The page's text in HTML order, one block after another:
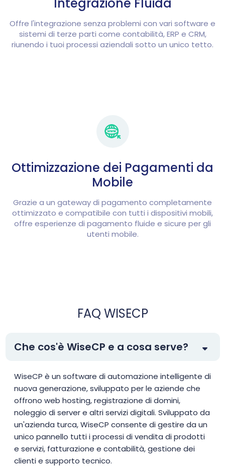
Integrazione Fluida
Offre l'integrazione senza problemi con vari software e
sistemi di terze parti come contabilità, ERP e CRM,
riunendo i tuoi processi aziendali sotto un unico tetto.
Ottimizzazione dei Pagamenti da
Mobile
Grazie a un gateway di pagamento completamente
ottimizzato e compatibile con tutti i dispositivi mobili,
offre esperienze di pagamento fluide e sicure per gli
utenti mobile.
FAQ WISECP
Che cos'è WiseCP e a cosa serve?
WiseCP è un software di automazione intelligente di
nuova generazione, sviluppato per le aziende che
offrono web hosting, registrazione di domini,
noleggio di server e altri servizi digitali. Sviluppato da
un'azienda turca, WiseCP consente di gestire da un
unico pannello tutti i processi di vendita di prodotti
e servizi, fatturazione e contabilità, gestione dei
clienti e supporto tecnico.